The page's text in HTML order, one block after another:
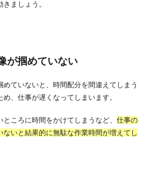
ましょう。
が掴めていない
めていないと、時間配分を間違えてしまう
、仕事が遅くなってしまいます。
ころに時間をかけてしまうなど、 仕事の
ないと結果的に無駄な作業時間が増えてし